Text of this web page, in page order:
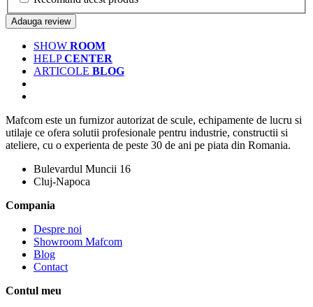
Adauga review
SHOW ROOM
HELP CENTER
ARTICOLE BLOG
Mafcom este un furnizor autorizat de scule, echipamente de lucru si
utilaje ce ofera solutii profesionale pentru industrie, constructii si
ateliere, cu o experienta de peste 30 de ani pe piata din Romania.
Bulevardul Muncii 16
Cluj-Napoca
Compania
Despre noi
Showroom Mafcom
Blog
Contact
Contul meu